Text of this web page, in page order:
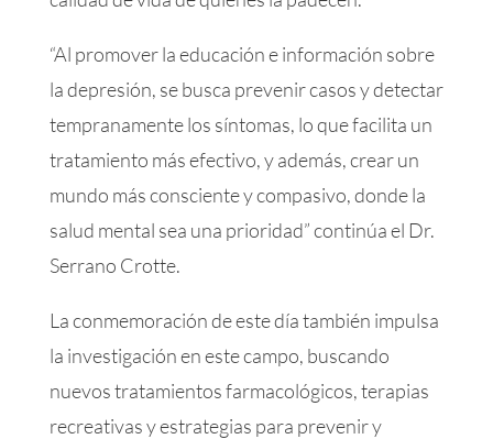
“Al promover la educación e información sobre
la depresión, se busca prevenir casos y detectar
tempranamente los síntomas, lo que facilita un
tratamiento más efectivo, y además, crear un
mundo más consciente y compasivo, donde la
salud mental sea una prioridad” continúa el Dr.
Serrano Crotte.
La conmemoración de este día también impulsa
la investigación en este campo, buscando
nuevos tratamientos farmacológicos, terapias
recreativas y estrategias para prevenir y